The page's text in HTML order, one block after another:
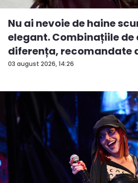
03 august 2026, 14:26
Nu ai nevoie de haine
elegant. Combinațiile
diferența, recomandate
And...